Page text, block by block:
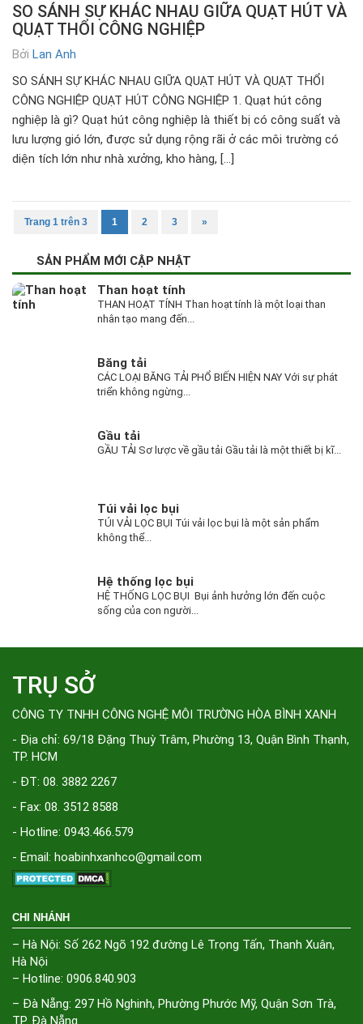
SO SÁNH SỰ KHÁC NHAU GIỮA QUẠT HÚT VÀ
QUẠT THỔI CÔNG NGHIỆP
Bởi Lan Anh
SO SÁNH SỰ KHÁC NHAU GIỮA QUẠT HÚT VÀ QUẠT THỔI
CÔNG NGHIỆP QUẠT HÚT CÔNG NGHIỆP 1. Quạt hút công
nghiệp là gì? Quạt hút công nghiệp là thiết bị có công suất và
lưu lượng gió lớn, được sử dụng rộng rãi ở các môi trường có
diện tích lớn như nhà xưởng, kho hàng, […]
Trang 1 trên 3 1 2 3 »
SẢN PHẨM MỚI CẬP NHẬT
Than hoạt tính
THAN HOẠT TÍNH Than hoạt tính là một loại than
nhân tạo mang đến...
Băng tải
CÁC LOẠI BĂNG TẢI PHỔ BIẾN HIỆN NAY Với sự phát
triển không ngừng...
Gầu tải
GẦU TẢI Sơ lược về gầu tải Gầu tải là một thiết bị kĩ...
Túi vải lọc bụi
TÚI VẢI LỌC BỤI Túi vải lọc bụi là một sản phẩm
không thể...
Hệ thống lọc bụi
HỆ THỐNG LỌC BỤI Bụi ảnh hưởng lớn đến cuộc
sống của con người...
TRỤ SỞ
CÔNG TY TNHH CÔNG NGHỆ MÔI TRƯỜNG HÒA BÌNH XANH
- Địa chỉ: 69/18 Đặng Thuỳ Trâm, Phường 13, Quận Bình Thạnh,
TP. HCM
- ĐT: 08. 3882 2267
- Fax: 08. 3512 8588
- Hotline: 0943.466.579
- Email: hoabinhxanhco@gmail.com
CHI NHÁNH
– Hà Nội: Số 262 Ngõ 192 đường Lê Trọng Tấn, Thanh Xuân,
Hà Nội
– Hotline: 0906.840.903
– Đà Nẵng: 297 Hồ Nghinh, Phường Phước Mỹ, Quận Sơn Trà,
TP. Đà Nẵng